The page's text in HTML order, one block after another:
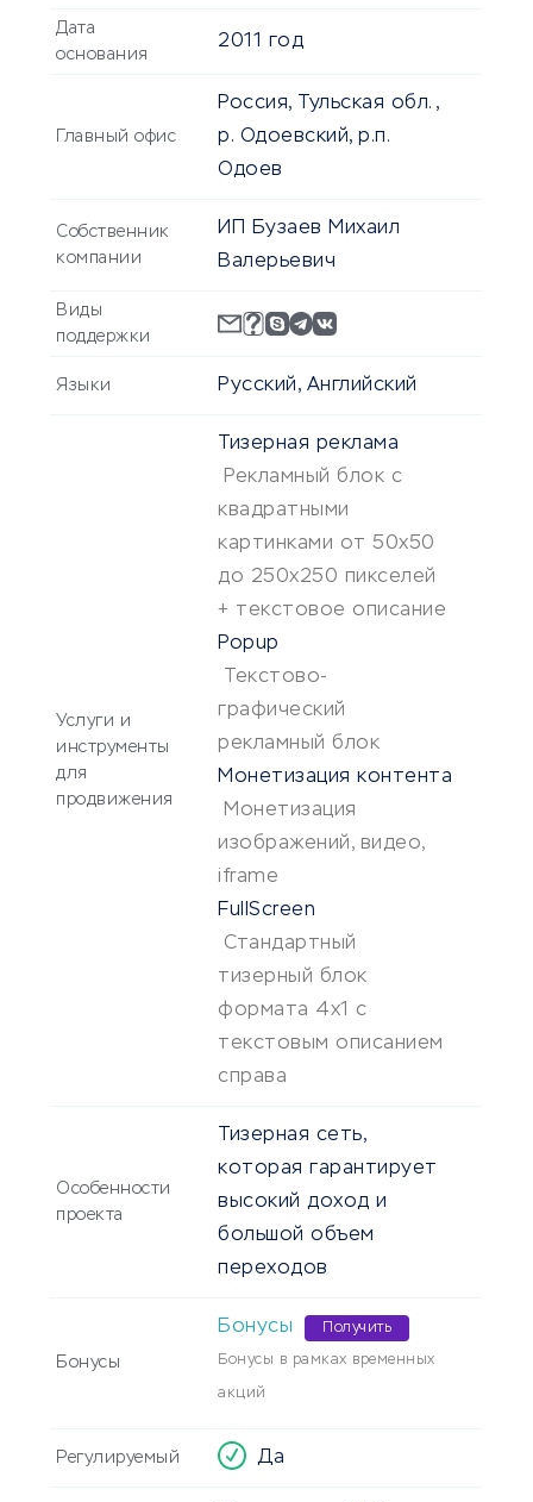
Дата
основания
2011 год
Главный офис
Россия, Тульская обл.,
р. Одоевский, р.п.
Одоев
Собственник
компании
ИП Бузаев Михаил
Валерьевич
Виды
поддержки
Языки Русский, Английский
Услуги и
инструменты
для
продвижения
Тизерная реклама
Рекламный блок с
квадратными
картинками от 50х50
до 250х250 пикселей
+ текстовое описание
Popup
Текстово-
графический
рекламный блок
Монетизация контента
Монетизация
изображений, видео,
iframe
FullScreen
Стандартный
тизерный блок
формата 4х1 с
текстовым описанием
справа
Особенности
проекта
Тизерная сеть,
которая гарантирует
высокий доход и
большой объем
переходов
Бонусы
Бонусы Получить
Бонусы в рамках временных
акций
Регулируемый Да